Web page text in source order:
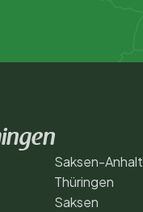
Saksen-Anhalt
Thüringen
Saksen